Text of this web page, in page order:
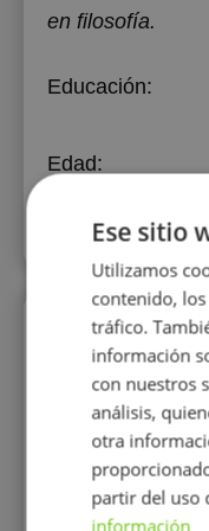
en filosofía.
Educación:
Edad:
Perfiles
Ese sitio
Utilizamos
contenido,
tráfico.
información
con nuestros
análisis,
otra
partir del uso
información